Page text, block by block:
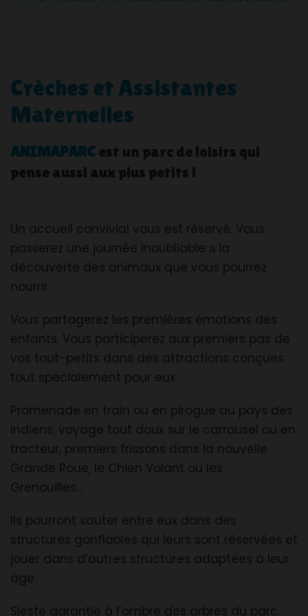
Crèches et Assistantes
Maternelles
ANIMAPARC est un parc de loisirs qui
pense aussi aux plus petits !
Un accueil convivial vous est réservé. Vous
passerez une journée inoubliable а la
découverte des animaux que vous pourrez
nourrir.
Vous partagerez les premières émotions des
enfants. Vous participerez aux premiers pas de
vos tout-petits dans des attractions conçues
tout spécialement pour eux.
Promenade en train ou en pirogue au pays des
indiens, voyage tout doux sur le carrousel ou en
tracteur, premiers frissons dans la nouvelle
Grande Roue, le Chien Volant ou les
Grenouilles…
Ils pourront sauter entre eux dans des
structures gonflables qui leurs sont réservées et
jouer dans d’autres structures adaptées à leur
âge.
Sieste garantie à l’ombre des arbres du parc.